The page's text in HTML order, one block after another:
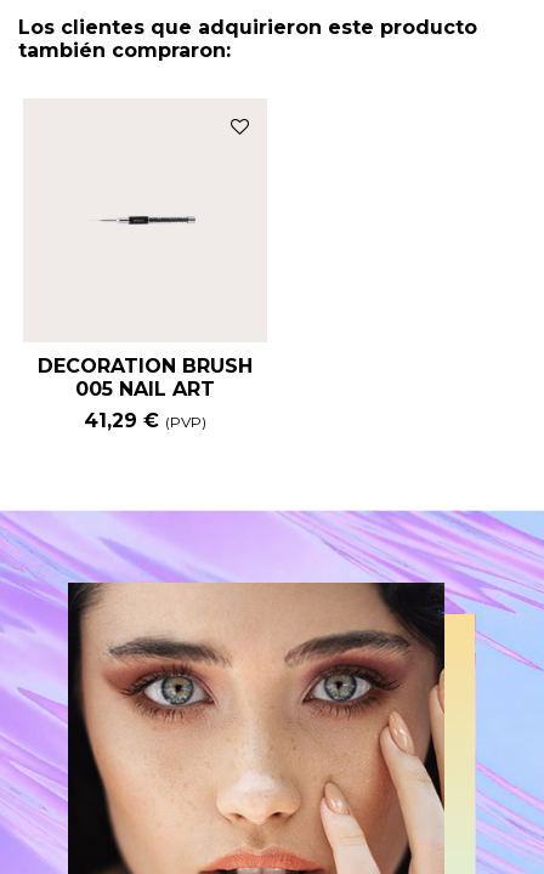
Los clientes que adquirieron este producto
también compraron:
DECORATION BRUSH
005 NAIL ART
41,29 € (PVP)